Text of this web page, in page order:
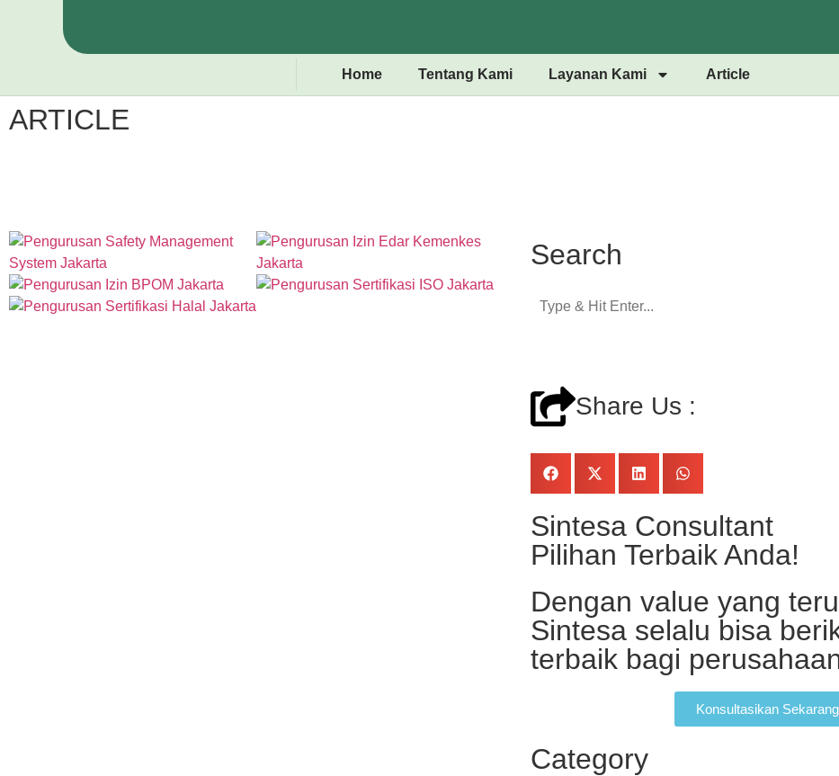
Home Tentang Kami Layanan Kami Article
ARTICLE
Search
Share Us :
Sintesa Consultant
Pilihan Terbaik Anda!
Dengan value yang
Sintesa selalu bisa
terbaik bagi
Konsultasikan
Category